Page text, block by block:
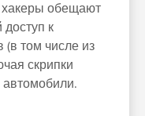
хакеры обещают
к
(в том числе из
скрипки